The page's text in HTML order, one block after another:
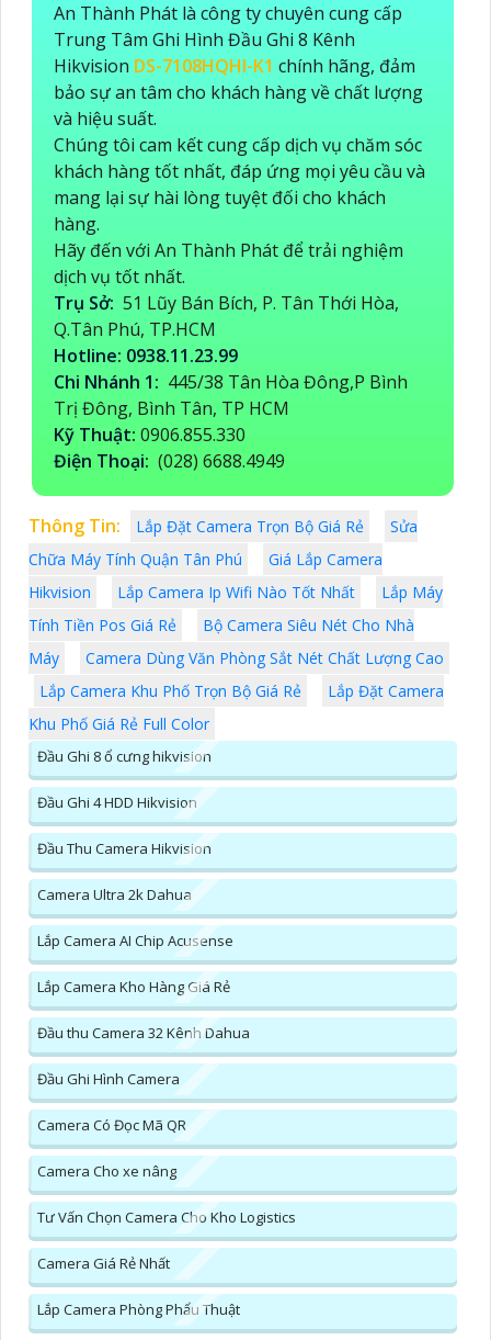
An Thành Phát là công ty chuyên cung cấp
Trung Tâm Ghi Hình Đầu Ghi 8 Kênh
Hikvision DS-7108HQHI-K1 chính hãng, đảm
bảo sự an tâm cho khách hàng về chất lượng
và hiệu suất.
Chúng tôi cam kết cung cấp dịch vụ chăm sóc
khách hàng tốt nhất, đáp ứng mọi yêu cầu và
mang lại sự hài lòng tuyệt đối cho khách
hàng.
Hãy đến với An Thành Phát để trải nghiệm
dịch vụ tốt nhất.
Trụ Sở: 51 Lũy Bán Bích, P. Tân Thới Hòa,
Q.Tân Phú, TP.HCM
Hotline: 0938.11.23.99
Chi Nhánh 1: 445/38 Tân Hòa Đông,P Bình
Trị Đông, Bình Tân, TP HCM
Kỹ Thuật: 0906.855.330
Điện Thoại: (028) 6688.4949
Thông Tin: Lắp Đặt Camera Trọn Bộ Giá Rẻ
Sửa
Chữa Máy Tính Quận Tân Phú
Giá Lắp Camera
Hikvision
Lắp Camera Ip Wifi Nào Tốt Nhất
Lắp Máy
Tính Tiền Pos Giá Rẻ
Bộ Camera Siêu Nét Cho Nhà
Máy
Camera Dùng Văn Phòng Sắt Nét Chất Lượng Cao
Lắp Camera Khu Phố Trọn Bộ Giá Rẻ
Lắp Đặt Camera
Khu Phố Giá Rẻ Full Color
Đầu Ghi 8 ổ cưng hikvision
Đầu Ghi 4 HDD Hikvision
Đầu Thu Camera Hikvision
Camera Ultra 2k Dahua
Lắp Camera AI Chip Acusense
Lắp Camera Kho Hàng Giá Rẻ
Đầu thu Camera 32 Kênh Dahua
Đầu Ghi Hình Camera
Camera Có Đọc Mã QR
Camera Cho xe nâng
Tư Vấn Chọn Camera Cho Kho Logistics
Camera Giá Rẻ Nhất
Lắp Camera Phòng Phẩu Thuật